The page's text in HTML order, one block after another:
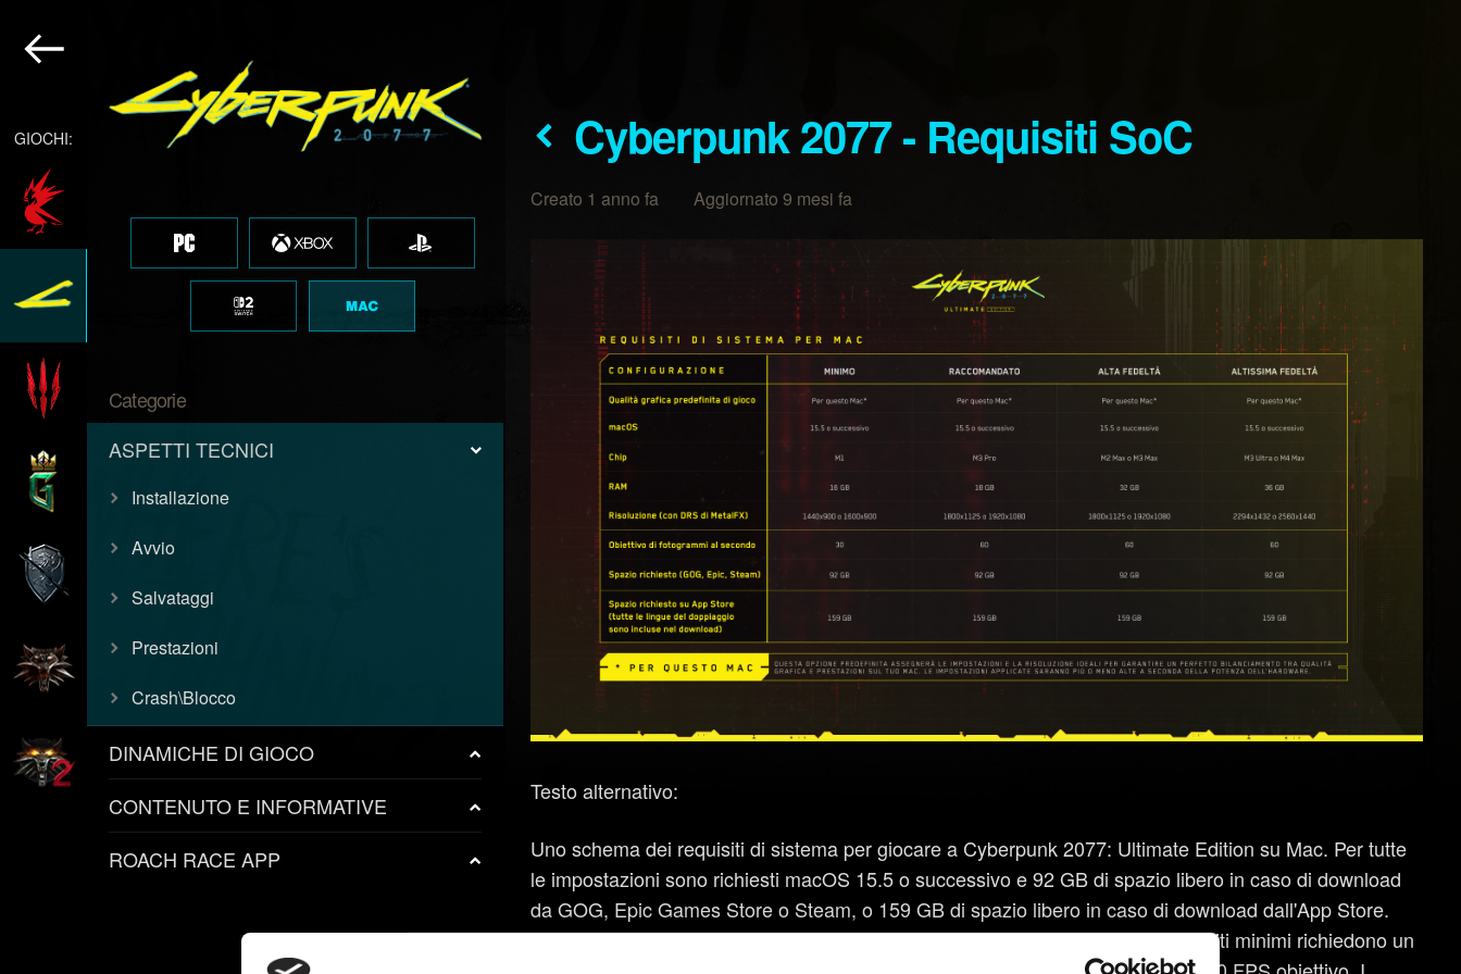
GIOCHI:
Categorie
ASPETTI TECNICI
Installazione
Avvio
Salvataggi
Prestazioni
Crash\Blocco
DINAMICHE DI GIOCO
CONTENUTO E INFORMATIVE
ROACH RACE APP
Cyberpunk 2077 - Requisiti SoC
Creato 1 anno fa Aggiornato 9 mesi fa
Testo alternativo:
Uno schema dei requisiti di sistema per giocare a Cyberpunk 2077: Ultimate Edition su Mac. Per tutte
le impostazioni sono richiesti macOS 15.5 o successivo e 92 GB di spazio libero in caso di download
da GOG, Epic Games Store o Steam, o 159 GB di spazio libero in caso di download dall'App Store.
Quest'ultima versione include il doppiaggio disponibile in tutte le lingue. I requisiti minimi richiedono un